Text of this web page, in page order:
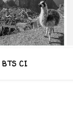
BTS CI